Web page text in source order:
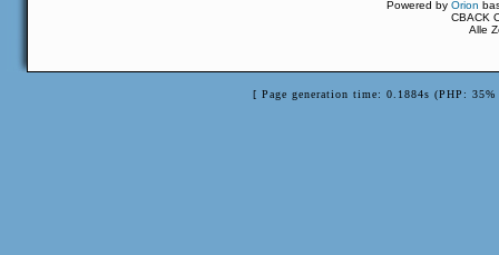
Powered byOrion
CBACK
Alle
[ Page generation time: 0.1884s (PHP: